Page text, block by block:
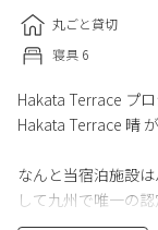
丸ごと貸切
寝具 6
Hakata Terrace プ
Hakata Terrace 晴
なんと当宿泊施設
して九州で唯一の
溜まり切ったあなた